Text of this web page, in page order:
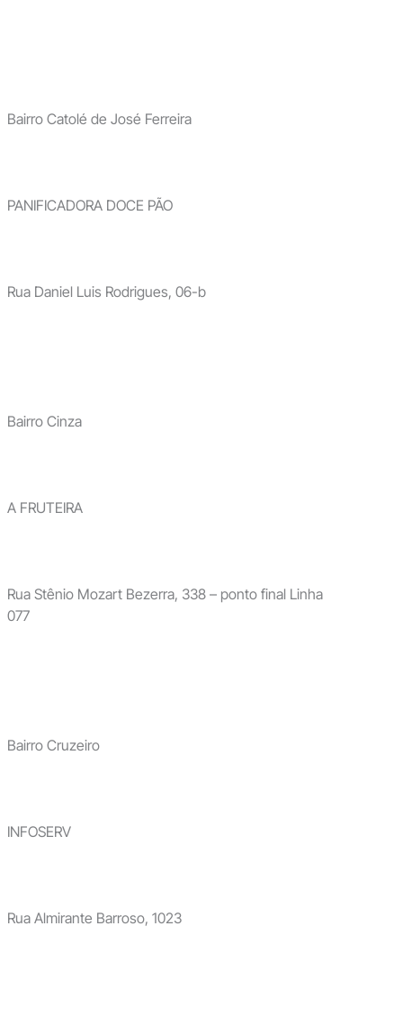
Bairro Catolé de José Ferreira
PANIFICADORA DOCE PÃO
Rua Daniel Luis Rodrigues, 06-b
Bairro Cinza
A FRUTEIRA
Rua Stênio Mozart Bezerra, 338 – ponto final Linha
077
Bairro Cruzeiro
INFOSERV
Rua Almirante Barroso, 1023